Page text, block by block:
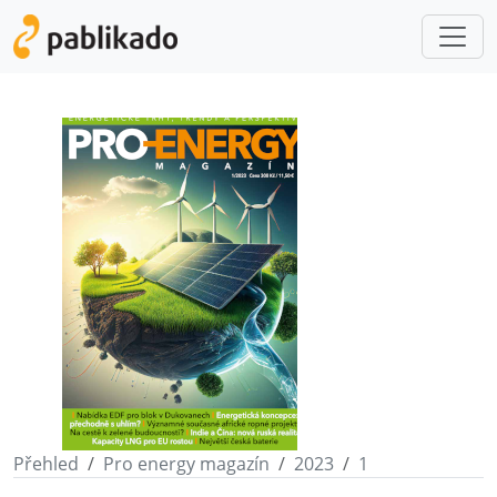
Přehled Pro energy magazín 2023 1